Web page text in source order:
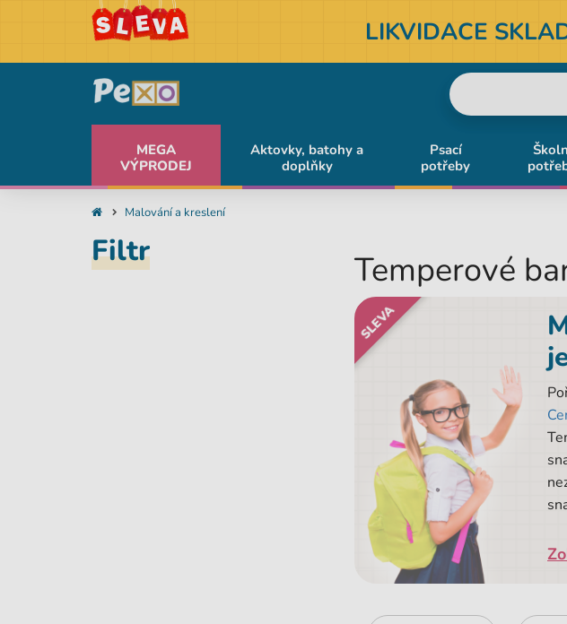
LIKVIDACE
MEGA
VÝPRODEJ
Aktovky, batohy a
doplňky
Psací
potřeby
Malování a kreslení
Filtr Temperové
SLEVA